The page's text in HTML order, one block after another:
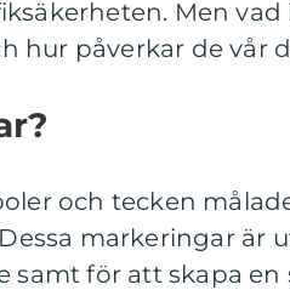
Men vad
hur påverkar de vår
och tecken
markeringar är
för att skapa en